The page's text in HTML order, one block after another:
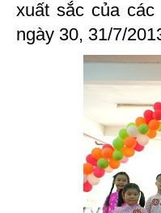
xuất sắc của
ngày 30, 31/7/